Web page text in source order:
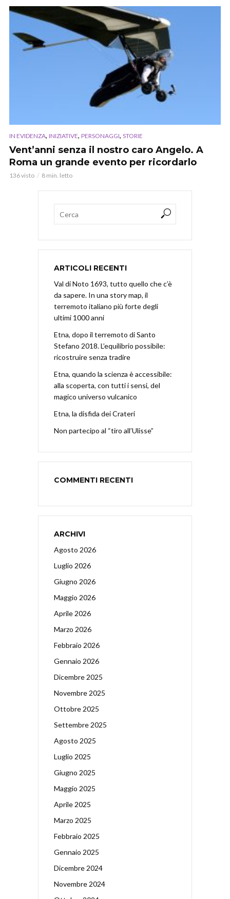
IN EVIDENZA, INIZIATIVE, PERSONAGGI, STORIE
Vent’anni senza il nostro caro Angelo. A
Roma un grande evento per ricordarlo
136 visto 8 min. letto
ARTICOLI RECENTI
Val di Noto 1693, tutto quello che c’è
da sapere. In una story map, il
terremoto italiano più forte degli
ultimi 1000 anni
Etna, dopo il terremoto di Santo
Stefano 2018. L’equilibrio possibile:
ricostruire senza tradire
Etna, quando la scienza è accessibile:
alla scoperta, con tutti i sensi, del
magico universo vulcanico
Etna, la disfida dei Crateri
Non partecipo al “tiro all’Ulisse”
COMMENTI RECENTI
ARCHIVI
Agosto 2026
Luglio 2026
Giugno 2026
Maggio 2026
Aprile 2026
Marzo 2026
Febbraio 2026
Gennaio 2026
Dicembre 2025
Novembre 2025
Ottobre 2025
Settembre 2025
Agosto 2025
Luglio 2025
Giugno 2025
Maggio 2025
Aprile 2025
Marzo 2025
Febbraio 2025
Gennaio 2025
Dicembre 2024
Novembre 2024